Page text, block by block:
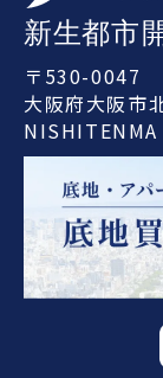
〒530-0047
大阪府大阪市